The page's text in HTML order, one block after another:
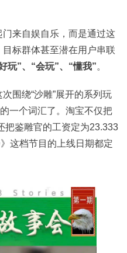
来自娱自乐，而是通过这
标群体甚至潜在用户串联
玩”、“会玩”、“懂我”。
围绕“沙雕”展开的系列玩
一个词汇了。淘宝不仅把
把鉴雕官的工资定为23.333
这档节目的上线日期都定